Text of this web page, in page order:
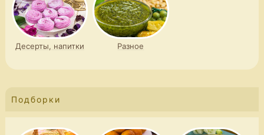
Десерты, напитки Разное
Подборки